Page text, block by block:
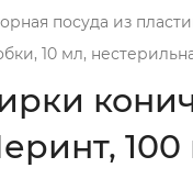
посуда из
10 мл,
100